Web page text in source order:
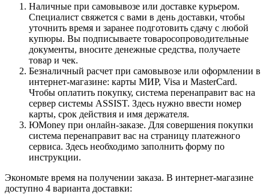
Наличные при самовывозе или доставке курьером.
Специалист свяжется с вами в день доставки, чтобы
уточнить время и заранее подготовить сдачу с любой
купюры. Вы подписываете товаросопроводительные
документы, вносите денежные средства, получаете
товар и чек.
Безналичный расчет при самовывозе или оформлении в
интернет-магазине: карты МИР, Visa и MasterCard.
Чтобы оплатить покупку, система перенаправит вас на
сервер системы ASSIST. Здесь нужно ввести номер
карты, срок действия и имя держателя.
ЮMoney при онлайн-заказе. Для совершения покупки
система перенаправит вас на страницу платежного
сервиса. Здесь необходимо заполнить форму по
инструкции.
Экономьте время на получении заказа. В интернет-магазине
доступно 4 варианта доставки: